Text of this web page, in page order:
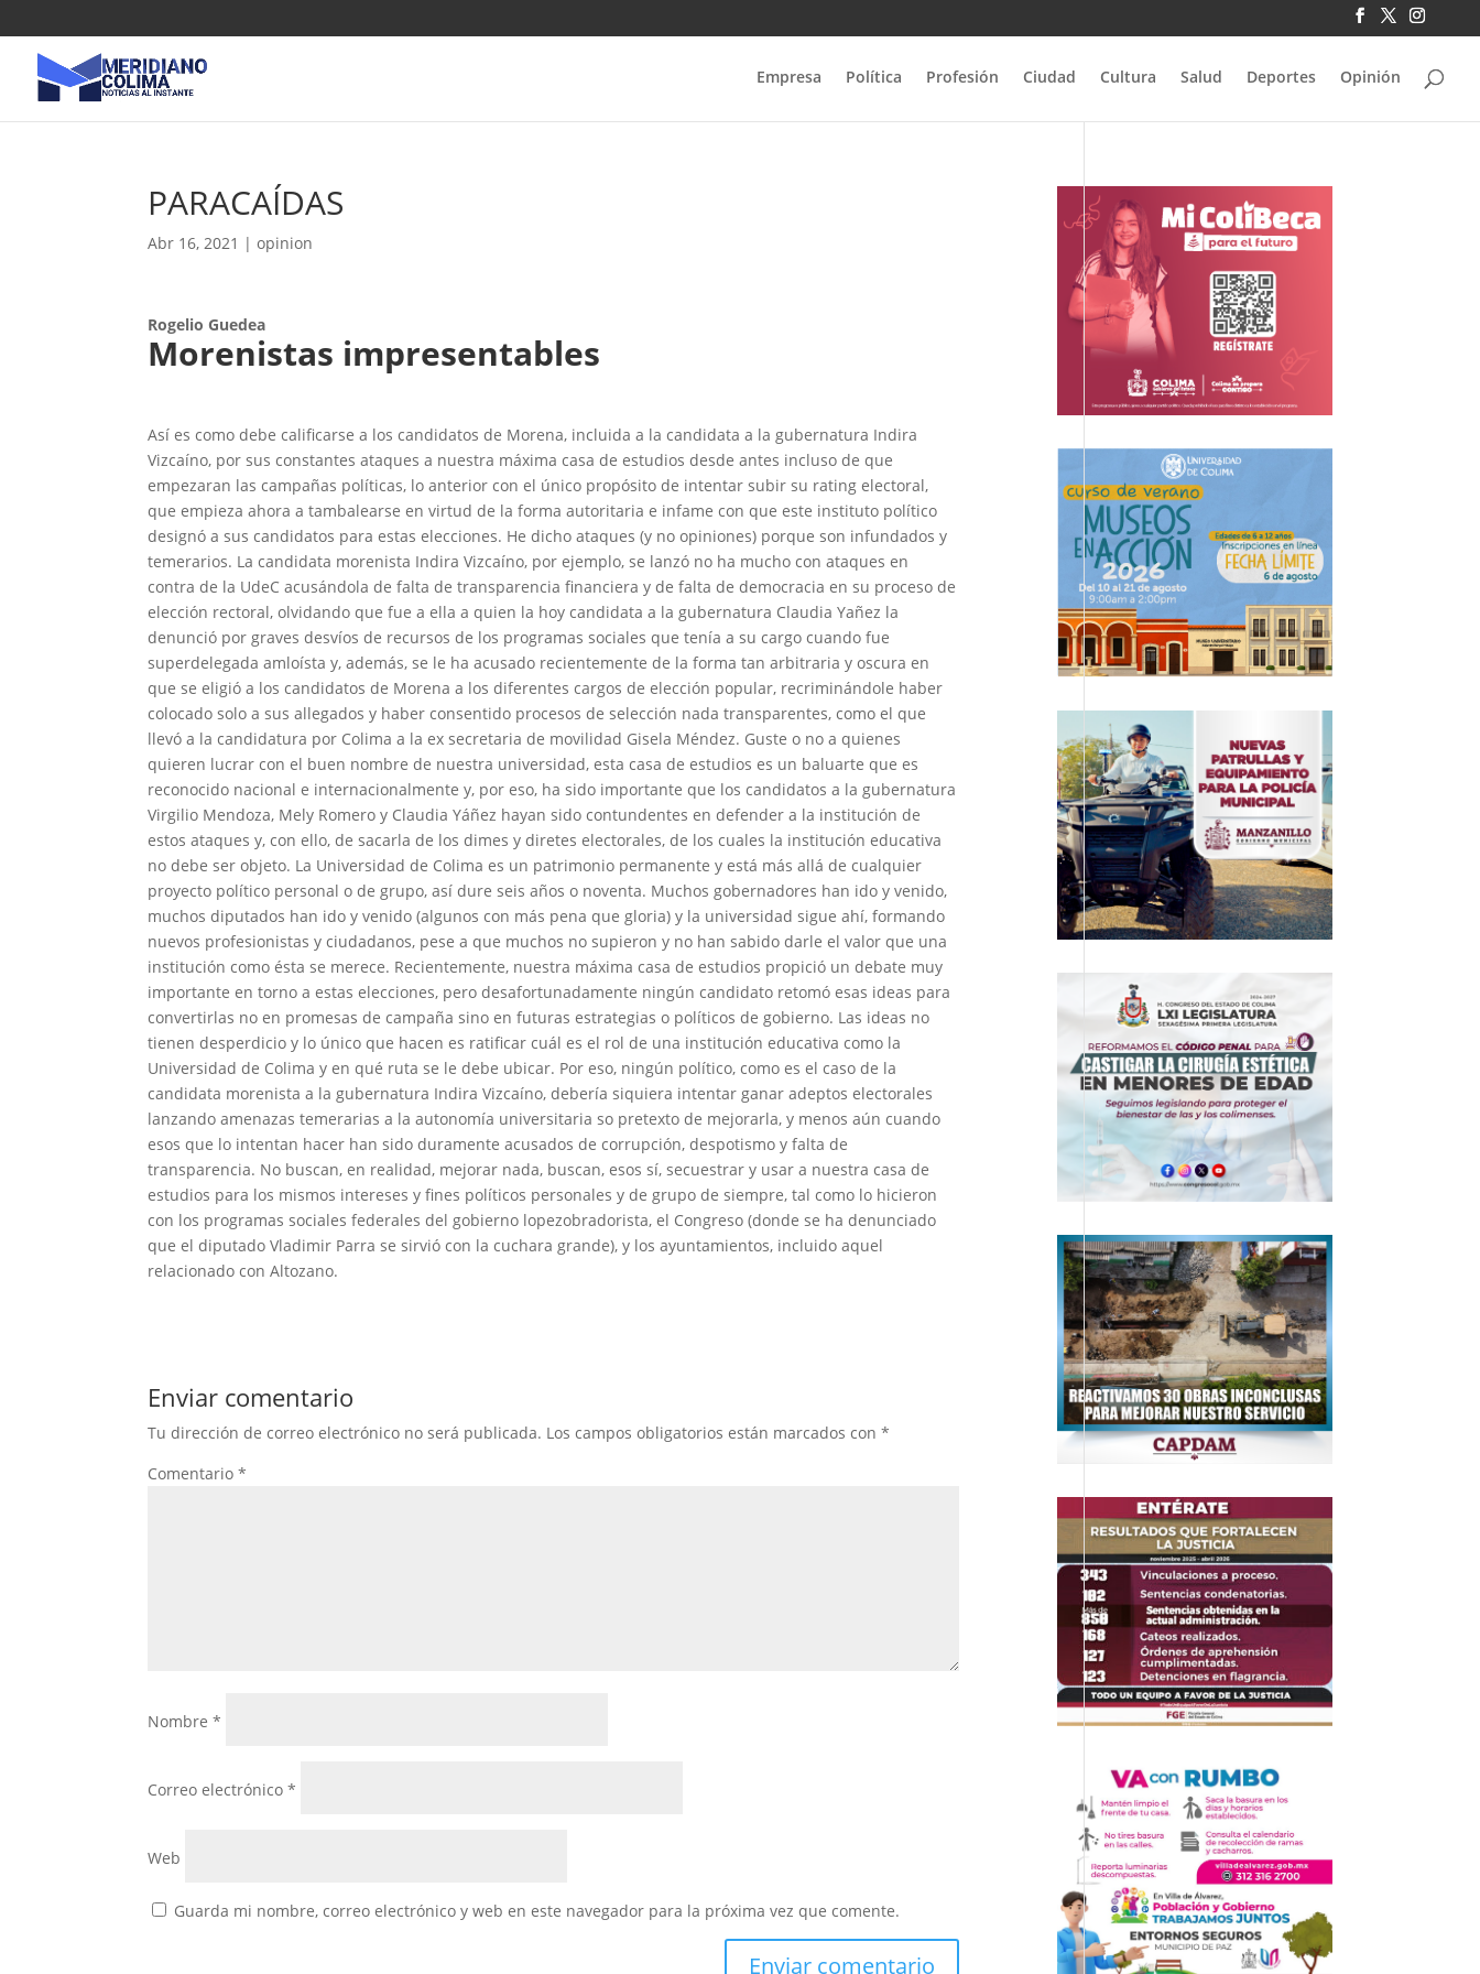
Empresa Política Profesión Ciudad Cultura Salud Deportes Opinión
PARACAÍDAS
Abr 16, 2021 |opinion
Rogelio Guedea
Morenistas impresentables
Así es como debe calificarse a los candidatos de Morena, incluida a la candidata a la gubernatura Indira
Vizcaíno, por sus constantes ataques a nuestra máxima casa de estudios desde antes incluso de que
empezaran las campañas políticas, lo anterior con el único propósito de intentar subir su rating electoral,
que empieza ahora a tambalearse en virtud de la forma autoritaria e infame con que este instituto político
designó a sus candidatos para estas elecciones. He dicho ataques (y no opiniones) porque son infundados y
temerarios. La candidata morenista Indira Vizcaíno, por ejemplo, se lanzó no ha mucho con ataques en
contra de la UdeC acusándola de falta de transparencia financiera y de falta de democracia en su proceso de
elección rectoral, olvidando que fue a ella a quien la hoy candidata a la gubernatura Claudia Yañez la
denunció por graves desvíos de recursos de los programas sociales que tenía a su cargo cuando fue
superdelegada amloísta y, además, se le ha acusado recientemente de la forma tan arbitraria y oscura en
que se eligió a los candidatos de Morena a los diferentes cargos de elección popular, recriminándole haber
colocado solo a sus allegados y haber consentido procesos de selección nada transparentes, como el que
llevó a la candidatura por Colima a la ex secretaria de movilidad Gisela Méndez. Guste o no a quienes
quieren lucrar con el buen nombre de nuestra universidad, esta casa de estudios es un baluarte que es
reconocido nacional e internacionalmente y, por eso, ha sido importante que los candidatos a la gubernatura
Virgilio Mendoza, Mely Romero y Claudia Yáñez hayan sido contundentes en defender a la institución de
estos ataques y, con ello, de sacarla de los dimes y diretes electorales, de los cuales la institución educativa
no debe ser objeto. La Universidad de Colima es un patrimonio permanente y está más allá de cualquier
proyecto político personal o de grupo, así dure seis años o noventa. Muchos gobernadores han ido y venido,
muchos diputados han ido y venido (algunos con más pena que gloria) y la universidad sigue ahí, formando
nuevos profesionistas y ciudadanos, pese a que muchos no supieron y no han sabido darle el valor que una
institución como ésta se merece. Recientemente, nuestra máxima casa de estudios propició un debate muy
importante en torno a estas elecciones, pero desafortunadamente ningún candidato retomó esas ideas para
convertirlas no en promesas de campaña sino en futuras estrategias o políticos de gobierno. Las ideas no
tienen desperdicio y lo único que hacen es ratificar cuál es el rol de una institución educativa como la
Universidad de Colima y en qué ruta se le debe ubicar. Por eso, ningún político, como es el caso de la
candidata morenista a la gubernatura Indira Vizcaíno, debería siquiera intentar ganar adeptos electorales
lanzando amenazas temerarias a la autonomía universitaria so pretexto de mejorarla, y menos aún cuando
esos que lo intentan hacer han sido duramente acusados de corrupción, despotismo y falta de
transparencia. No buscan, en realidad, mejorar nada, buscan, esos sí, secuestrar y usar a nuestra casa de
estudios para los mismos intereses y fines políticos personales y de grupo de siempre, tal como lo hicieron
con los programas sociales federales del gobierno lopezobradorista, el Congreso (donde se ha denunciado
que el diputado Vladimir Parra se sirvió con la cuchara grande), y los ayuntamientos, incluido aquel
relacionado con Altozano.
Enviar comentario
Tu dirección de correo electrónico no será publicada. Los campos obligatorios están marcados con*
Comentario*
Nombre*
Correo electrónico*
Web
Guarda mi nombre, correo electrónico y web en este navegador para la próxima vez que comente.